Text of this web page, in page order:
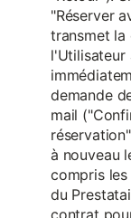
"Réserver
transmet la
l'Utilisateur
demande
mail
à nouveau
compris
du